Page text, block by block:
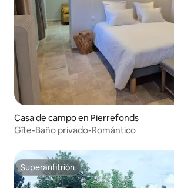
Casa de campo en Pierrefonds
Gîte-Baño privado-Romántico
Superanfitrión
Superanfitrión